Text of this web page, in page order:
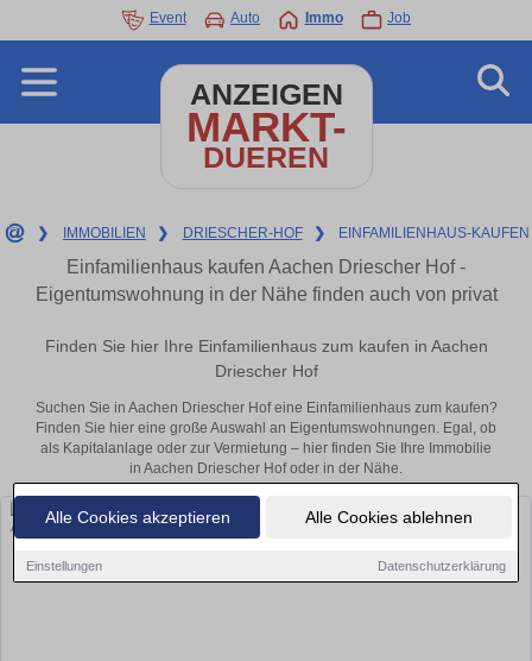
Alle Cookies akzeptieren Alle Cookies ablehnen
Einstellungen Datenschutzerklärung
Event Auto Immo Job
ANZEIGEN
MARKT-
DUEREN
❯ IMMOBILIEN ❯ DRIESCHER-HOF ❯ EINFAMILIENHAUS-KAUFEN
Einfamilienhaus kaufen Aachen Driescher Hof -
Eigentumswohnung in der Nähe finden auch von privat
Finden Sie hier Ihre Einfamilienhaus zum kaufen in Aachen
Driescher Hof
Suchen Sie in Aachen Driescher Hof eine Einfamilienhaus zum kaufen?
Finden Sie hier eine große Auswahl an Eigentumswohnungen. Egal, ob
als Kapitalanlage oder zur Vermietung – hier finden Sie Ihre Immobilie
in Aachen Driescher Hof oder in der Nähe.